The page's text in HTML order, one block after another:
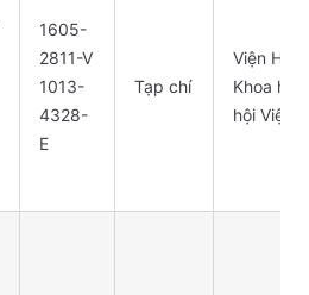
1605-
2811-V
1013-
4328-
E
Tạp chí
Viện Hàn
Khoa học
hội Việt